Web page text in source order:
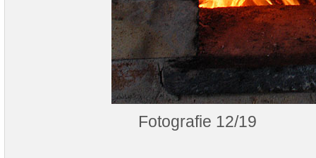
Fotografie 12/19